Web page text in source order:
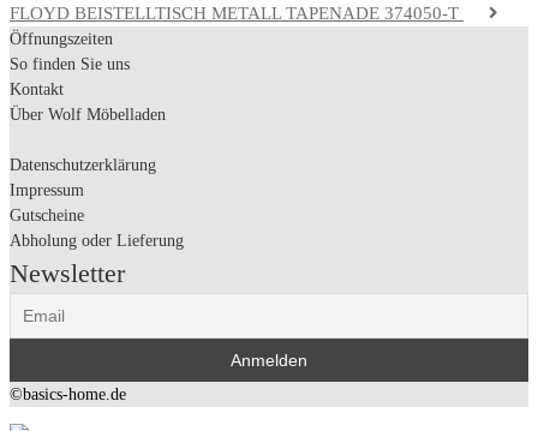
FLOYD BEISTELLTISCH METALL TAPENADE 374050-T
Öffnungszeiten
So finden Sie uns
Kontakt
Über Wolf Möbelladen
Datenschutzerklärung
Impressum
Gutscheine
Abholung oder Lieferung
Newsletter
©basics-home.de